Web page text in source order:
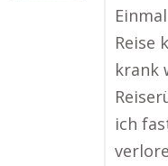
Reise
krank
ich